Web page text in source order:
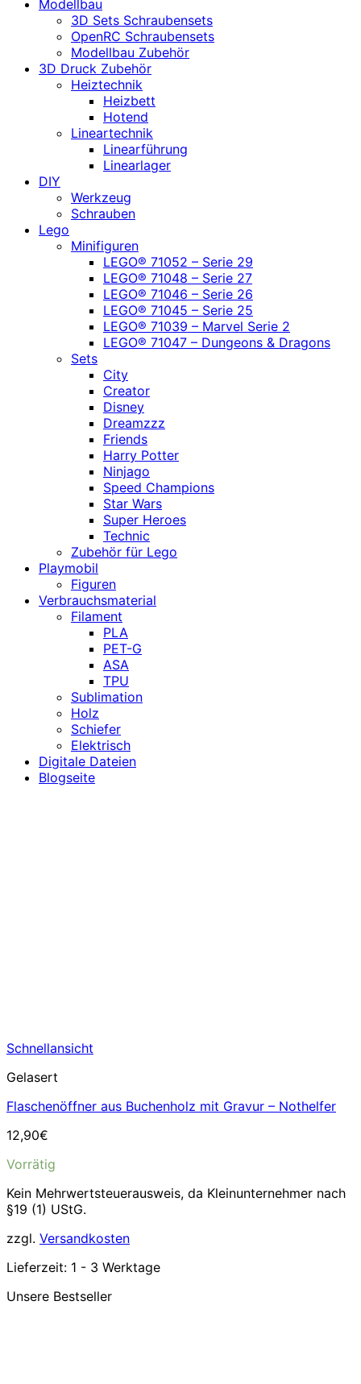
Modellbau
3D Sets Schraubensets
OpenRC Schraubensets
Modellbau Zubehör
3D Druck Zubehör
Heiztechnik
Heizbett
Hotend
Lineartechnik
Linearführung
Linearlager
DIY
Werkzeug
Schrauben
Lego
Minifiguren
LEGO® 71052 – Serie 29
LEGO® 71048 – Serie 27
LEGO® 71046 – Serie 26
LEGO® 71045 – Serie 25
LEGO® 71039 – Marvel Serie 2
LEGO® 71047 – Dungeons & Dragons
Sets
City
Creator
Disney
Dreamzzz
Friends
Harry Potter
Ninjago
Speed Champions
Star Wars
Super Heroes
Technic
Zubehör für Lego
Playmobil
Figuren
Verbrauchsmaterial
Filament
PLA
PET-G
ASA
TPU
Sublimation
Holz
Schiefer
Elektrisch
Digitale Dateien
Blogseite
Schnellansicht
Gelasert
Flaschenöffner aus Buchenholz mit Gravur – Nothelfer
12,90€
Vorrätig
Kein Mehrwertsteuerausweis, da Kleinunternehmer nach
§19 (1) UStG.
zzgl. Versandkosten
Lieferzeit: 1 - 3 Werktage
Unsere Bestseller